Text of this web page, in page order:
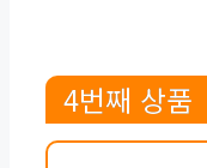
4번째 상품